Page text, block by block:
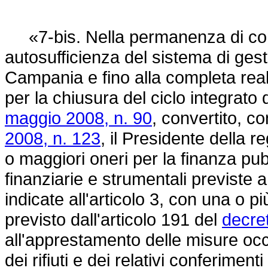
«7-bis. Nella permanenza di
autosufficienza del sistema di
Campania e fino alla completa
per la chiusura del ciclo integrato
maggio 2008, n. 90, convertito,
2008, n. 123, il Presidente della
o maggiori oneri per la finanza
finanziarie e strumentali previste
indicate all'articolo 3, con una o
previsto dall'articolo 191 del
all'apprestamento delle misure
dei rifiuti e dei relativi